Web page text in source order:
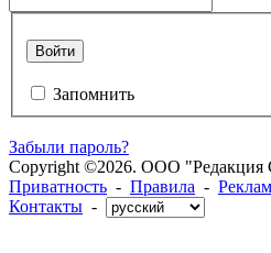
Войти
Запомнить
Забыли пароль?
Copyright ©2026. ООО "Редакция
Приватность - Правила -
Контакты -